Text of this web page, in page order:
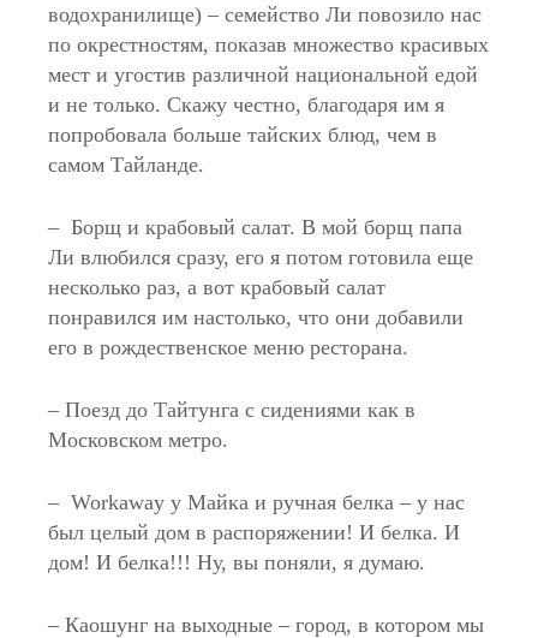
водохранилище) – семейство Ли повозило нас
по окрестностям, показав множество красивых
мест и угостив различной национальной едой
и не только. Скажу честно, благодаря им я
попробовала больше тайских блюд, чем в
самом Тайланде.
– Борщ и крабовый салат. В мой борщ папа
Ли влюбился сразу, его я потом готовила еще
несколько раз, а вот крабовый салат
понравился им настолько, что они добавили
его в рождественское меню ресторана.
– Поезд до Тайтунга с сидениями как в
Московском метро.
– Workaway у Майка и ручная белка – у нас
был целый дом в распоряжении! И белка. И
дом! И белка!!! Ну, вы поняли, я думаю.
– Каошунг на выходные – город, в котором мы